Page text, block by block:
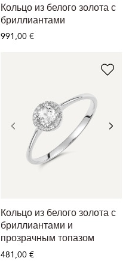
Кольцо из белого золота с
бриллиантами
991,00 €
Кольцо из белого золота с
бриллиантами и
прозрачным топазом
481,00 €